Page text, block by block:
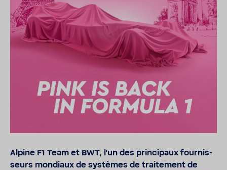
Alpine F1 Team et BWT, l'un des prin­ci­paux four­nis­
seurs mondiaux de systèmes de trai­te­ment de